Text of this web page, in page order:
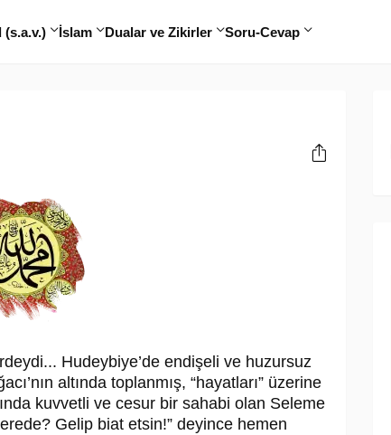
(s.a.v.) İslam Dualar ve Zikirler Soru-Cevap
Hudeybiye’de endişeli ve hu­zursuz
altında toplanmış, “ha­yatları” üzerine
kuvvetli ve cesur bir sahabi olan Seleme
Ge­lip biat etsin!” deyince hemen